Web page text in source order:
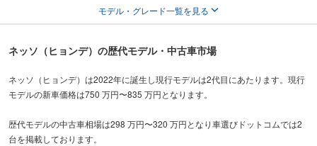
モデル・グレード一覧を見る
ネッソ（ヒョンデ）の歴代モデル・中古車市場
ネッソ（ヒョンデ）は2022年に誕生し現行モデルは2代目にあたります。現行
モデルの新車価格は750 万円〜835 万円となります。
歴代モデルの中古車相場は298 万円〜320 万円となり車選びドットコムでは2
台を掲載しております。